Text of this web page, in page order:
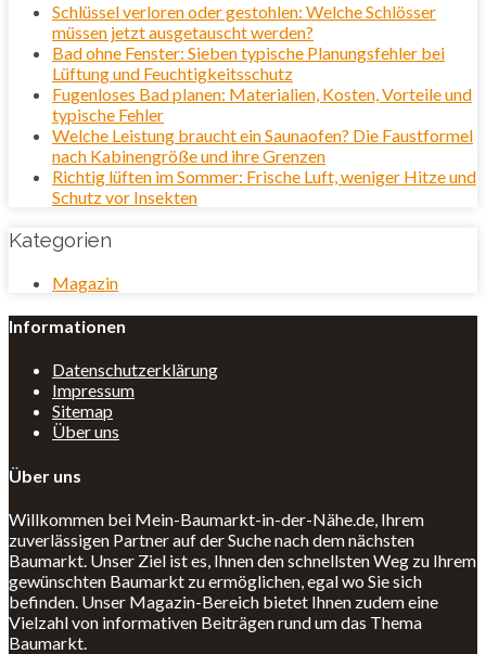
Schlüssel verloren oder gestohlen: Welche Schlösser
müssen jetzt ausgetauscht werden?
Bad ohne Fenster: Sieben typische Planungsfehler bei
Lüftung und Feuchtigkeitsschutz
Fugenloses Bad planen: Materialien, Kosten, Vorteile und
typische Fehler
Welche Leistung braucht ein Saunaofen? Die Faustformel
nach Kabinengröße und ihre Grenzen
Richtig lüften im Sommer: Frische Luft, weniger Hitze und
Schutz vor Insekten
Kategorien
Magazin
Informationen
Datenschutzerklärung
Impressum
Sitemap
Über uns
Über uns
Willkommen bei Mein-Baumarkt-in-der-Nähe.de, Ihrem
zuverlässigen Partner auf der Suche nach dem nächsten
Baumarkt. Unser Ziel ist es, Ihnen den schnellsten Weg zu Ihrem
gewünschten Baumarkt zu ermöglichen, egal wo Sie sich
befinden. Unser Magazin-Bereich bietet Ihnen zudem eine
Vielzahl von informativen Beiträgen rund um das Thema
Baumarkt.